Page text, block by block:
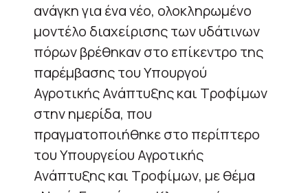
ανάγκη για ένα νέο, ολοκληρωμένο
μοντέλο διαχείρισης των υδάτινων
πόρων βρέθηκαν στο επίκεντρο της
παρέμβασης του Υπουργού
Αγροτικής Ανάπτυξης και Τροφίμων
στην ημερίδα, που
πραγματοποιήθηκε στο περίπτερο
του Υπουργείου Αγροτικής
Ανάπτυξης και Τροφίμων, με θέμα